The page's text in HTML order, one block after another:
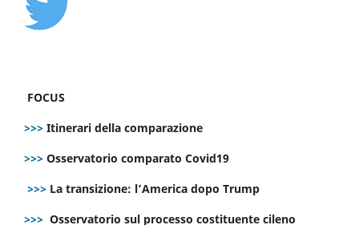
FOCUS
>>> Itinerari della comparazione
>>> Osservatorio comparato Covid19
>>> La transizione: l’America dopo Trump
>>> Osservatorio sul processo costituente cileno